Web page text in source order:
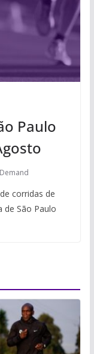
Paulo
corridas de
de São Paulo